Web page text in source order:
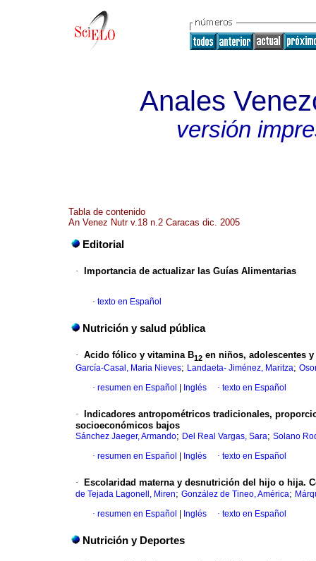
Anales
versión
Tabla de contenido
An Venez Nutr v.18 n.2 Caracas dic. 2005
Editorial
· Importancia de actualizar las Guías Alimentarias
· texto en Español
Nutrición y salud pública
· Acido fólico y vitamina B12 en niños, adolescentes
García-Casal, Maria Nieves; Landaeta- Jiménez, Maritza;
· resumen en Español Inglés · texto en Español
·
Indicadores antropométricos tradicionales,
socioeconómicos bajos
Sánchez Jaeger, Armando; Del Real Vargas, Sara; Solano
· resumen en Español Inglés · texto en Español
· Escolaridad materna y desnutrición del hijo o hija.
de Tejada Lagonell, Miren; González de Tineo, América;
· resumen en Español Inglés · texto en Español
Nutrición y Deportes